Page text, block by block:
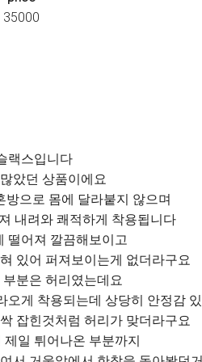
35000
랙스입니다
았던 상품이에요
방으로 몸에 달라붙지 않으며
내려와 쾌적하게 착용됩니다
떨어져 깔끔해보이고
있어 퍼져보이는게 없더라구요
분은 허리였는데요
오게 착용되는데 상당히 안정감
잡힌것처럼 허리가 맞더라구요
제일 튀어나온 부분까지